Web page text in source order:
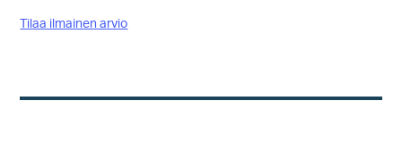
Tilaa ilmainen arvio